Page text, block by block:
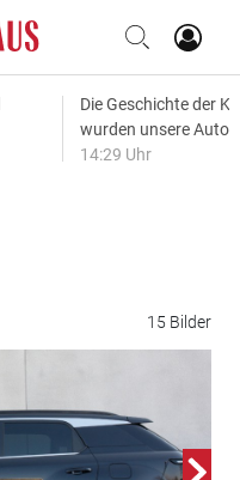
Die Geschichte der
wurden unsere
14:29 Uhr
15 Bilder